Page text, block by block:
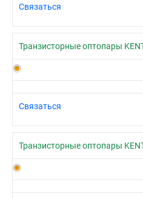
Связаться
Транзисторные оптопары
Связаться
Транзисторные оптопары